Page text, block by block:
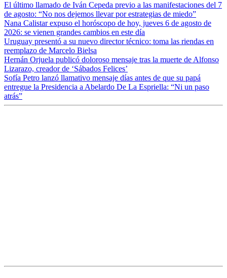
El último llamado de Iván Cepeda previo a las manifestaciones del 7
de agosto: “No nos dejemos llevar por estrategias de miedo”
Nana Calistar expuso el horóscopo de hoy, jueves 6 de agosto de
2026: se vienen grandes cambios en este día
Uruguay presentó a su nuevo director técnico: toma las riendas en
reemplazo de Marcelo Bielsa
Hernán Orjuela publicó doloroso mensaje tras la muerte de Alfonso
Lizarazo, creador de ‘Sábados Felices’
Sofía Petro lanzó llamativo mensaje días antes de que su papá
entregue la Presidencia a Abelardo De La Espriella: “Ni un paso
atrás”